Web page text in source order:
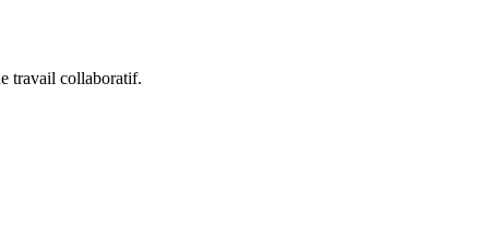
travail collaboratif.